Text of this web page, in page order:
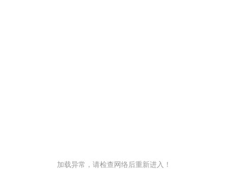
加载异常，请检查网络后重新进入！